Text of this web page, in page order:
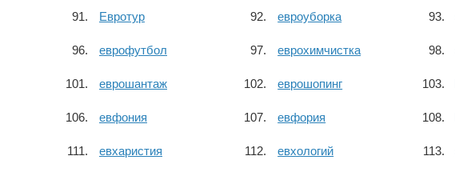
Евротур евроуборка
еврофутбол еврохимчистка
еврошантаж еврошопинг
евфония евфория
евхаристия евхологий